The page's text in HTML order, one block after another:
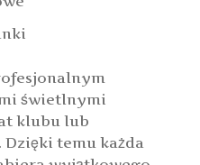
świetlnymi
klubu lub
temu każda